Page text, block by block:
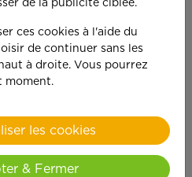
plus
y met du
ur !
de la publicité ciblée.
ces cookies à l'aide du
de continuer sans les
à droite. Vous pourrez
moment.
les cookies
& Fermer